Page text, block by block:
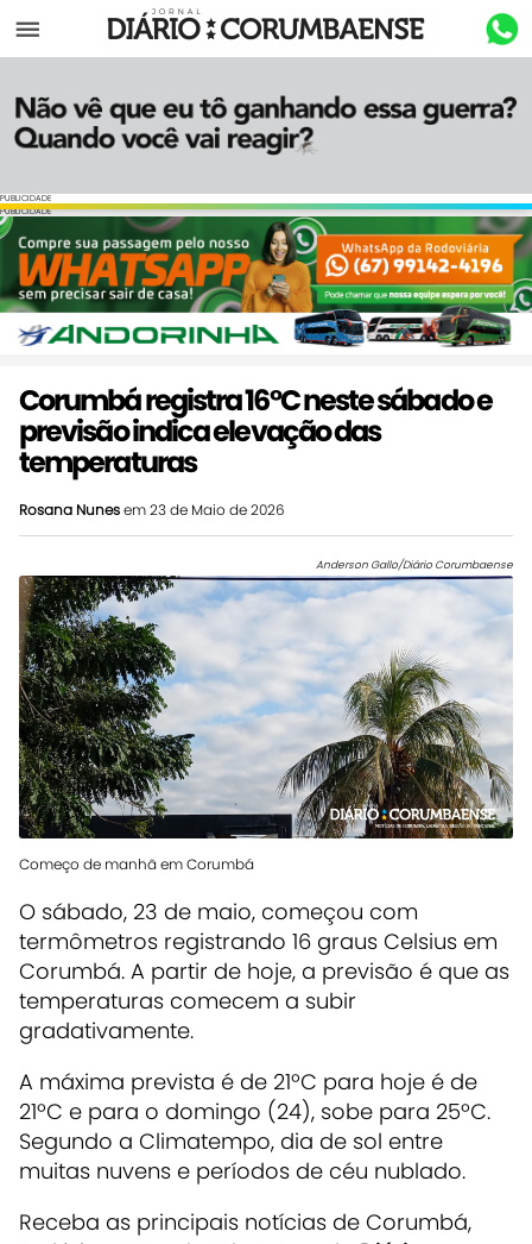
Menu
PUBLICIDADE
PUBLICIDADE
Corumbá registra 16°C neste sábado e
previsão indica elevação das
temperaturas
Rosana Nunesem 23 de Maio de 2026
Anderson Gallo/Diário Corumbaense
Começo de manhã em Corumbá
O sábado, 23 de maio, começou com
termômetros registrando 16 graus Celsius em
Corumbá. A partir de hoje, a previsão é que as
temperaturas comecem a subir
gradativamente.
A máxima prevista é de 21ºC para hoje é de
21ºC e para o domingo (24), sobe para 25ºC.
Segundo a Climatempo, dia de sol entre
muitas nuvens e períodos de céu nublado.
Receba as principais notícias de Corumbá,